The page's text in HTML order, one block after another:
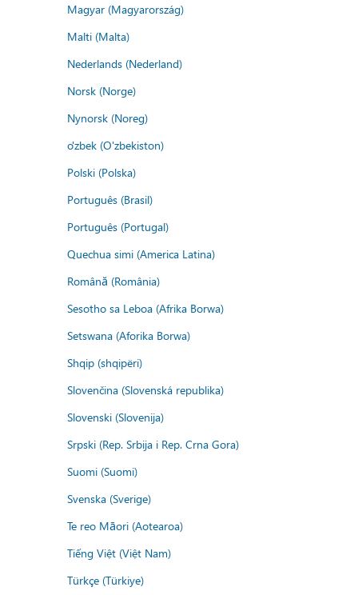
Magyar (Magyarország)
Malti (Malta)
Nederlands (Nederland)
Norsk (Norge)
Nynorsk (Noreg)
o'zbek (O'zbekiston)
Polski (Polska)
Português (Brasil)
Português (Portugal)
Quechua simi (America Latina)
Română (România)
Sesotho sa Leboa (Afrika Borwa)
Setswana (Aforika Borwa)
Shqip (shqipëri)
Slovenčina (Slovenská republika)
Slovenski (Slovenija)
Srpski (Rep. Srbija i Rep. Crna Gora)
Suomi (Suomi)
Svenska (Sverige)
Te reo Māori (Aotearoa)
Tiếng Việt (Việt Nam)
Türkçe (Türkiye)